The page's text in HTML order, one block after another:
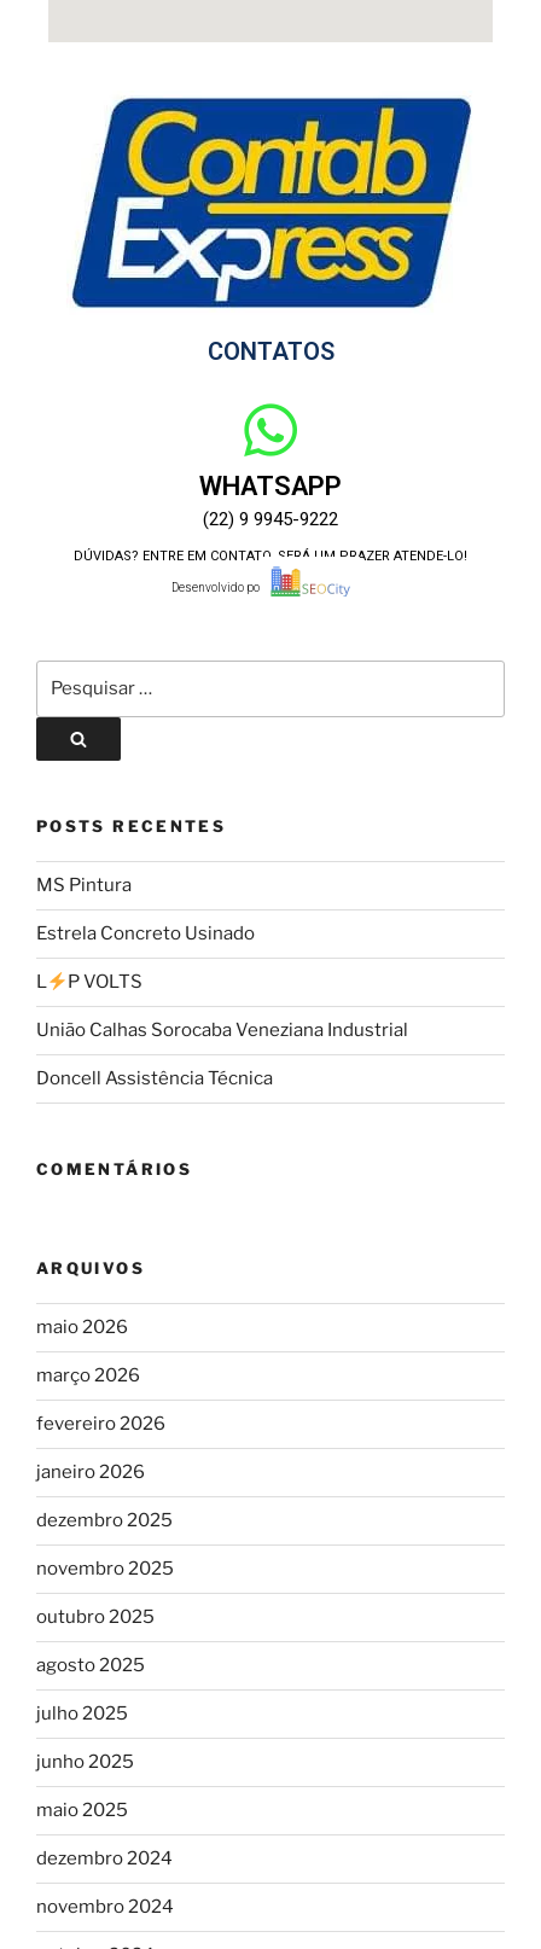
CONTATOS
WHATSAPP
(22) 9 9945-9222
DÚVIDAS? ENTRE EM CONTATO, SERÁ UM PRAZER ATENDE-LO!
Desenvolvido por:
POSTS RECENTES
MS Pintura
Estrela Concreto Usinado
L P VOLTS
União Calhas Sorocaba Veneziana Industrial
Doncell Assistência Técnica
COMENTÁRIOS
ARQUIVOS
maio 2026
março 2026
fevereiro 2026
janeiro 2026
dezembro 2025
novembro 2025
outubro 2025
agosto 2025
julho 2025
junho 2025
maio 2025
dezembro 2024
novembro 2024